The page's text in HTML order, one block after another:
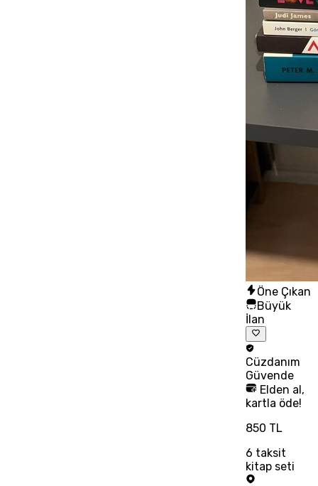
Öne Çıkan
Büyük
İlan
Cüzdanım
Güvende
Elden al,
kartla öde!
850 TL
6 taksit
kitap seti